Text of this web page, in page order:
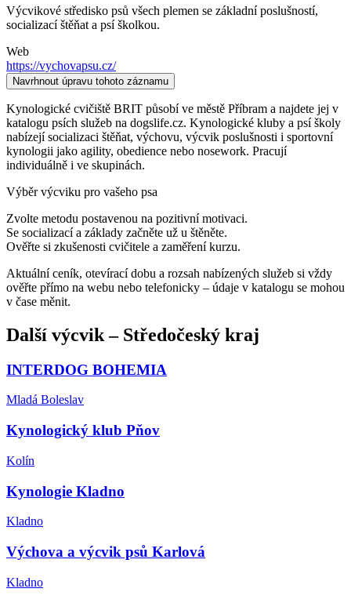
Výcvikové středisko psů všech plemen se základní poslušností,
socializací štěňat a psí školkou.
Web
https://vychovapsu.cz/
Navrhnout úpravu tohoto záznamu
Kynologické cvičiště BRIT působí ve městě Příbram a najdete jej v
katalogu psích služeb na dogslife.cz. Kynologické kluby a psí školy
nabízejí socializaci štěňat, výchovu, výcvik poslušnosti i sportovní
kynologii jako agility, obedience nebo nosework. Pracují
individuálně i ve skupinách.
Výběr výcviku pro vašeho psa
Zvolte metodu postavenou na pozitivní motivaci.
Se socializací a základy začněte už u štěněte.
Ověřte si zkušenosti cvičitele a zaměření kurzu.
Aktuální ceník, otevírací dobu a rozsah nabízených služeb si vždy
ověřte přímo na webu nebo telefonicky – údaje v katalogu se mohou
v čase měnit.
Další výcvik– Středočeský kraj
INTERDOG BOHEMIA
Mladá Boleslav
Kynologický klub Pňov
Kolín
Kynologie Kladno
Kladno
Výchova a výcvik psů Karlová
Kladno